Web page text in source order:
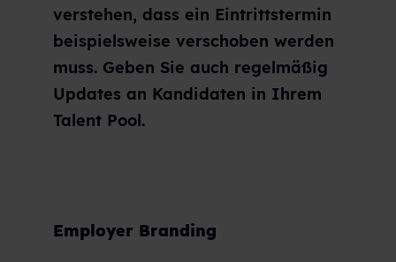
verstehen, dass ein Eintrittstermin
beispielsweise verschoben werden
muss. Geben Sie auch regelmäßig
Updates an Kandidaten in Ihrem
Talent Pool.
Employer Branding